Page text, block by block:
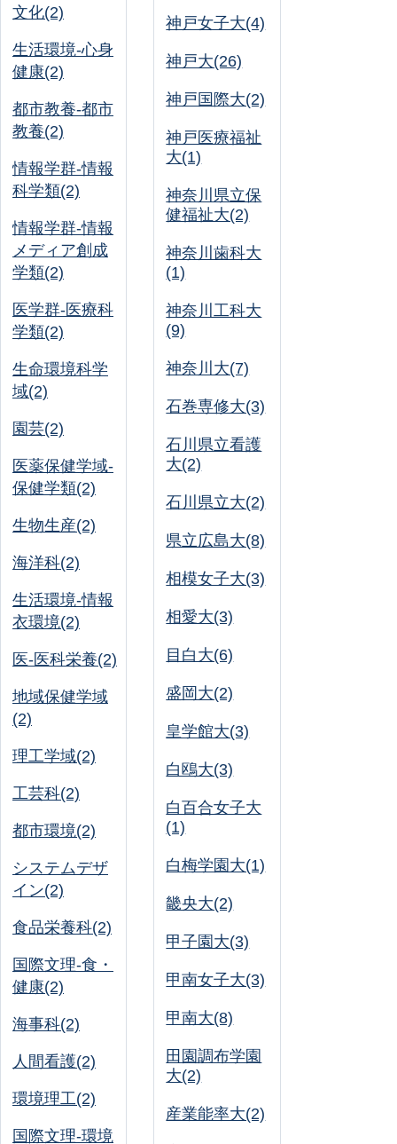
文化(2)
生活環境-心身
健康(2)
都市教養-都市
教養(2)
情報学群-情報
科学類(2)
情報学群-情報
メディア創成
学類(2)
医学群-医療科
学類(2)
生命環境科学
域(2)
園芸(2)
医薬保健学域-
保健学類(2)
生物生産(2)
海洋科(2)
生活環境-情報
衣環境(2)
医-医科栄養(2)
地域保健学域
(2)
理工学域(2)
工芸科(2)
都市環境(2)
システムデザ
イン(2)
食品栄養科(2)
国際文理-食・
健康(2)
海事科(2)
人間看護(2)
環境理工(2)
国際文理-環境
神戸女子大(4)
神戸大(26)
神戸国際大(2)
神戸医療福祉
大(1)
神奈川県立保
健福祉大(2)
神奈川歯科大
(1)
神奈川工科大
(9)
神奈川大(7)
石巻専修大(3)
石川県立看護
大(2)
石川県立大(2)
県立広島大(8)
相模女子大(3)
相愛大(3)
目白大(6)
盛岡大(2)
皇学館大(3)
白鴎大(3)
白百合女子大
(1)
白梅学園大(1)
畿央大(2)
甲子園大(3)
甲南女子大(3)
甲南大(8)
田園調布学園
大(2)
産業能率大(2)